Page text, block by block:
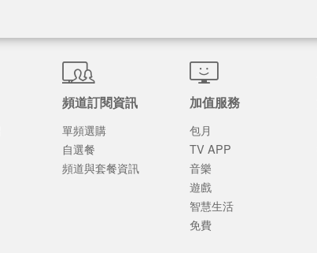
頻道訂閱資訊
單頻選購
自選餐
頻道與套餐資訊
加值服務
包月
TV APP
音樂
遊戲
智慧生活
免費